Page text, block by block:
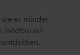
er minder
landbouw?